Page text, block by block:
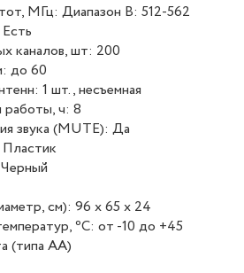
МГц: Диапазон B: 512-562
каналов, шт: 200
до 60
1 шт., несъемная
работы, ч: 8
звука (MUTE): Да
см): 96 х 65 х 24
⁰С: от -10 до +45
(типа АА)